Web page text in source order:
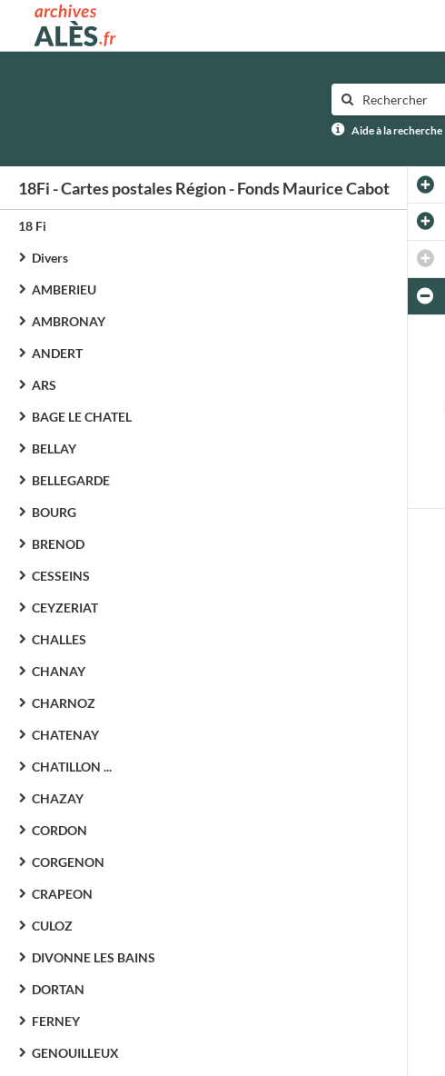
Archives municipales d'Alès
Aide à la recherche
18Fi - Cartes postales Région - Fonds Maurice Cabot
18 Fi
Divers
AMBERIEU
AMBRONAY
ANDERT
ARS
BAGE LE CHATEL
BELLAY
BELLEGARDE
BOURG
BRENOD
CESSEINS
CEYZERIAT
CHALLES
CHANAY
CHARNOZ
CHATENAY
CHATILLON ...
CHAZAY
CORDON
CORGENON
CRAPEON
CULOZ
DIVONNE LES BAINS
DORTAN
FERNEY
GENOUILLEUX